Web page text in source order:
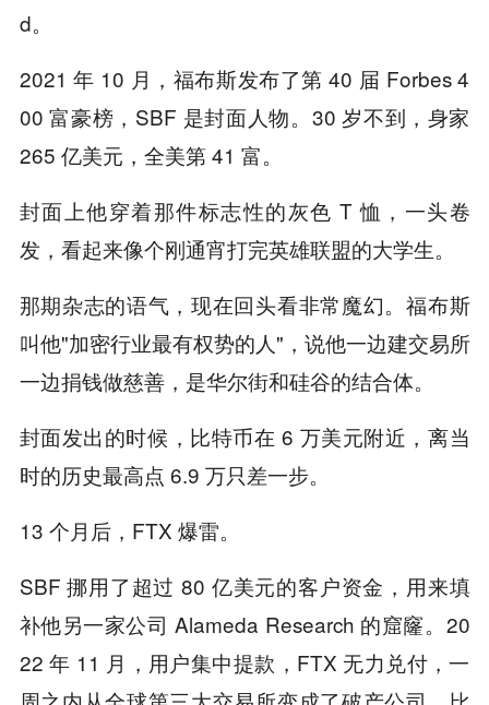
d。
2021 年 10 月，福布斯发布了第 40 届 Forbes 4
00 富豪榜，SBF 是封面人物。30 岁不到，身家
265 亿美元，全美第 41 富。
封面上他穿着那件标志性的灰色 T 恤，一头卷
发，看起来像个刚通宵打完英雄联盟的大学生。
那期杂志的语气，现在回头看非常魔幻。福布斯
叫他"加密行业最有权势的人"，说他一边建交易所
一边捐钱做慈善，是华尔街和硅谷的结合体。
封面发出的时候，比特币在 6 万美元附近，离当
时的历史最高点 6.9 万只差一步。
13 个月后，FTX 爆雷。
SBF 挪用了超过 80 亿美元的客户资金，用来填
补他另一家公司 Alameda Research 的窟窿。20
22 年 11 月，用户集中提款，FTX 无力兑付，一